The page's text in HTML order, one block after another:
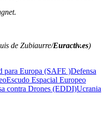
de Zubiaurre/Euractiv.es)
para Europa (SAFE )Defensa
Escudo Espacial Europeo
contra Drones (EDDI)Ucrania